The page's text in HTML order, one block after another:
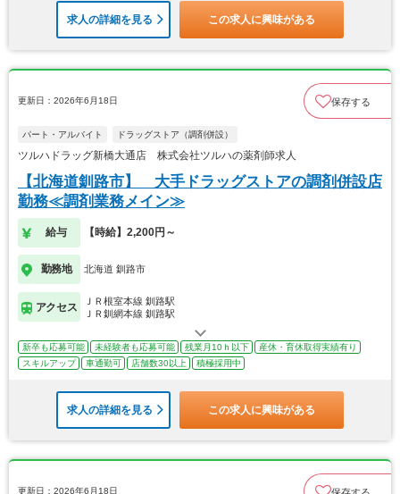
求人の詳細を見る この求人に興味がある
更新日：2026年6月18日 保存する
パート・アルバイト ドラッグストア（調剤併設）
ツルハドラッグ新橋大通店 株式会社ツルハの薬剤師求人
【北海道釧路市】 大手ドラッグストアの調剤併設店
勤務≪調剤業務メイン≫
給与 【時給】2,200円～
勤務地 北海道 釧路市
アクセス
ＪＲ根室本線 釧路駅
ＪＲ釧網本線 釧路駅
新卒も応募可能 未経験者も応募可能 残業月10ｈ以下
産休・育休取得実績有り
スキルアップ
車通勤可 店舗数30以上 積極採用中
求人の詳細を見る この求人に興味がある
更新日：2026年6月18日